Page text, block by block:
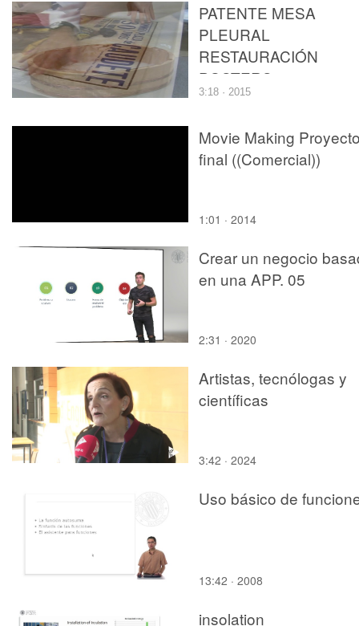
PATENTE MESA
PLEURAL
RESTAURACIÓN
POSTERS
3:18 · 2015
Movie Making
final ((Comercial))
1:01 · 2014
Crear un negocio
en una APP. 05
2:31 · 2020
Artistas, tecnólogas y
científicas
3:42 · 2024
Uso básico de
13:42 · 2008
insolation